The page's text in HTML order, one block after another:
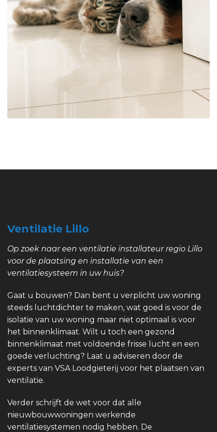
Ventilatie Lillo
Op zoek naar een ventilatie installateur regio Lillo
voor de plaatsing en installatie van een
ventilatiesysteem in uw huis?
Gaat u bouwen? Dan bent u verplicht uw woning
steeds luchtdichter te maken, wat goed is voor de
isolatie van uw woning maar niet optimaal is voor
het binnenklimaat. Wilt u toch een gezond
binnenklimaat met voldoende frisse lucht en een
goede verluchting? Laat u adviseren door de
experts van VSA Loodgieterij voor het plaatsen van
ventilatie.
Verder schrijft de wet voor dat alle
nieuwbouwwoningen werkende
ventilatiesystemen nodig hebben. De